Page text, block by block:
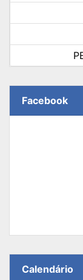
Facebook
Calendário